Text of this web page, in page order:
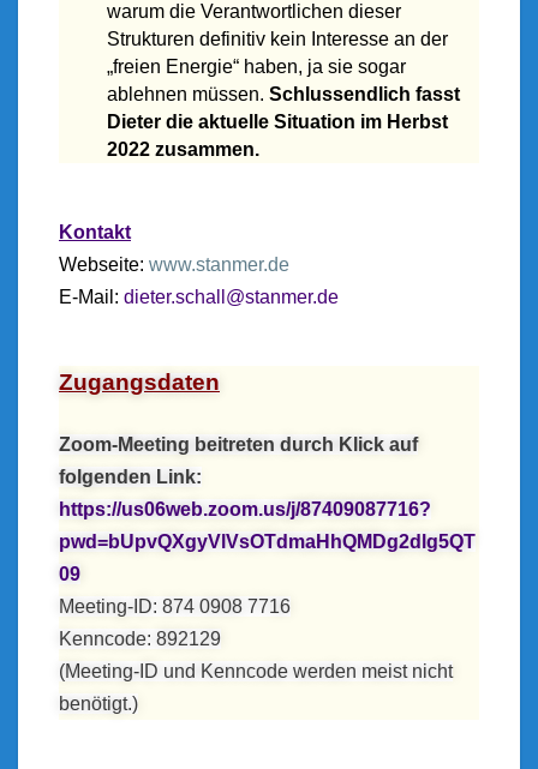
warum die Verantwortlichen dieser
Strukturen definitiv kein Interesse an der
„freien Energie“ haben, ja sie sogar
ablehnen müssen. Schlussendlich fasst
Dieter die aktuelle Situation im Herbst
2022 zusammen.
Kontakt
Webseite: www.stanmer.de
E-Mail: dieter.schall@stanmer.de
Zugangsdaten
Zoom-Meeting beitreten durch Klick auf
folgenden Link:
https://us06web.zoom.us/j/87409087716?
pwd=bUpvQXgyVlVsOTdmaHhQMDg2dlg5QT
09
Meeting-ID: 874 0908 7716
Kenncode: 892129
(Meeting-ID und Kenncode werden meist nicht
benötigt.)